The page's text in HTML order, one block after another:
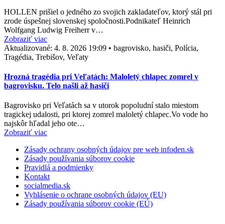
HOLLEN prišiel o jedného zo svojich zakladateľov, ktorý stál pri
zrode úspešnej slovenskej spoločnosti.Podnikateľ Heinrich
Wolfgang Ludwig Freiherr v…
Zobraziť viac
Aktualizované: 4. 8. 2026 19:09 • bagrovisko, hasiči, Polícia,
Tragédia, Trebišov, Veľaty
Hrozná tragédia pri Veľatách: Maloletý chlapec zomrel v
bagrovisku. Telo našli až hasiči
Bagrovisko pri Veľatách sa v utorok popoludní stalo miestom
tragickej udalosti, pri ktorej zomrel maloletý chlapec.Vo vode ho
najskôr hľadal jeho ote…
Zobraziť viac
Zásady ochrany osobných údajov pre web infoden.sk
Zásady používania súborov cookie
Pravidlá a podmienky
Kontakt
socialmedia.sk
Vyhlásenie o ochrane osobných údajov (EU)
Zásady používania súborov cookie (EÚ)